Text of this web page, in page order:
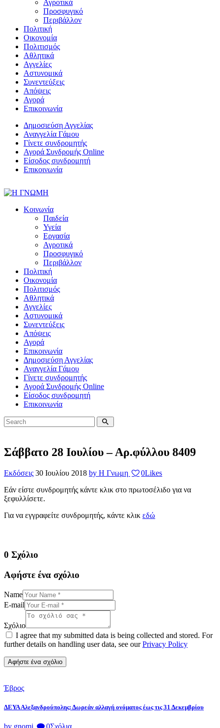
Αγροτικά
Προσφυγικό
Περιβάλλον
Πολιτική
Οικονομία
Πολιτισμός
Αθλητικά
Αγγελίες
Αστυνομικά
Συνεντεύξεις
Απόψεις
Αγορά
Επικοινωνία
Δημοσιεύση Αγγελίας
Αναγγελία Γάμου
Γίνετε συνδρομητής
Αγορά Συνδρομής Online
Είσοδος συνδρομητή
Επικοινωνία
Κοινωνία
Παιδεία
Υγεία
Εργασία
Αγροτικά
Προσφυγικό
Περιβάλλον
Πολιτική
Οικονομία
Πολιτισμός
Αθλητικά
Αγγελίες
Αστυνομικά
Συνεντεύξεις
Απόψεις
Αγορά
Επικοινωνία
Δημοσιεύση Αγγελίας
Αναγγελία Γάμου
Γίνετε συνδρομητής
Αγορά Συνδρομής Online
Είσοδος συνδρομητή
Επικοινωνία
Σάββατο 28 Ιουλίου – Αρ.φύλλου 8409
Εκδόσεις 30 Ιουλίου 2018 by Η Γνωμη 0Likes
Εάν είστε συνδρομητής κάντε κλικ στο πρωτοσέλιδο για να
ξεφυλλίσετε.
Για να εγγραφείτε συνδρομητής, κάντε κλικ εδώ
0 Σχόλιο
Αφήστε ένα σχόλιο
Name
E-mail
Σχόλιο
I agree that my submitted data is being collected and stored. For
further details on handling user data, see ourPrivacy Policy
Έβρος
ΔΕΥΑ Αλεξανδρούπολης: Δωρεάν αλλαγή ονόματος έως τις 31 Δεκεμβρίου
by gnomi 0Σχόλια